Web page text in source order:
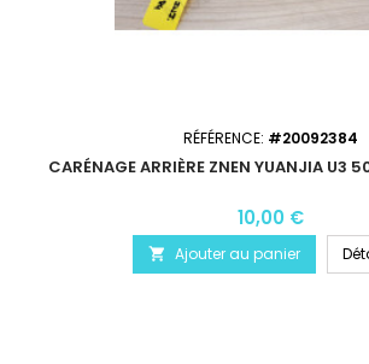
RÉFÉRENCE: #20092384
CARÉNAGE ARRIÈRE ZNEN YUANJIA U3
10,00 €
 Ajouter au panier